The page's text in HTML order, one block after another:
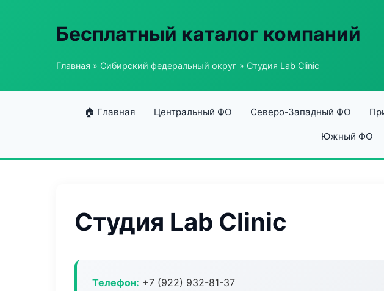
Бесплатный каталог компаний
Главная » Сибирский федеральный округ » Студия Lab Clinic
🏠 Главная Центральный ФО Северо-Западный ФО
Южный ФО
Студия Lab Clinic
Телефон: +7 (922) 932-81-37